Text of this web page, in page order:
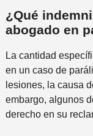
e
f
e
n
t
e
e
r
a
n
a
a
l
*
¿Qué
abogado en
La cantidad
en un caso de
lesiones, la causa
embargo, algunos
derecho en su